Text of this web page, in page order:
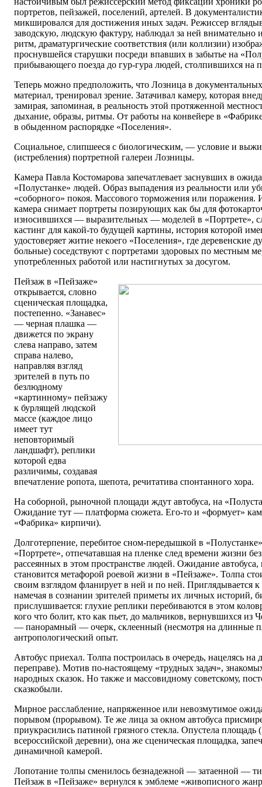
портретов, пейзажей, поселений, артелей. В
микшировался для достижения иных задач. Режиссер
заводскую, людскую фактуру, наблюдал за ней внимательно
ритм, драматургические соответствия (или коллизии)
проснувшейся старушки посреди впавших в забытье на
прибывающего поезда до гур-гура людей, столпившихся на
Теперь можно предположить, что Лозница в
материал, тренировал зрение. Затачивал камеру, которая
замирая, запоминая, в реальность этой протяженной
дыхание, образы, ритмы. От работы на конвейере в
в обыденном распорядке «Поселения».
Социальное, слипшееся с биологическим, — условие и
(истребления) портретной галереи Лозницы.
Камера Павла Костомарова запечатлевает заснувших в
«Полустанке» людей. Образ выпадения из реальности или
«соборного» покоя. Массового торможения или поражения.
камера снимает портреты позирующих как бы для
износившихся — выразительных — моделей в «Портрете»,
кастинг для какой-то будущей картины, история которой
удостоверяет житие некоего «Поселения», где деревенские
больные) соседствуют с портретами здоровых по местным
употребленных работой или настигнутых за досугом.
Пейзаж в «Пейзаже»
открывается, словно
сценическая площадка,
постепенно. «Занавес»
— черная плашка —
движется по экрану
слева направо, затем
справа налево,
направляя взгляд
зрителей в путь по
безлюдному
«картинному» пейзажу
к бурлящей людской
массе (каждое лицо
имеет тут
неповторимый
ландшафт), реплики
которой едва
различимы, создавая
впечатление ропота, шепота, речитатива спонтанного хора.
На соборной, рыночной площади ждут автобуса, на
Ожидание тут — платформа сюжета. Его-то и «формует»
«Фабрика» кирпичи).
Долготерпение, перебитое сном-передышкой в
«Портрете», отпечатавшая на пленке след времени жизни
рассеянных в этом пространстве людей. Ожидание автобуса,
становится метафорой роевой жизни в «Пейзаже». Толпа
своим взглядом фланирует в ней и по ней. Приглядывается
намечая в сознании зрителей приметы их личных историй,
прислушивается: глухие реплики перебиваются в этом
кого что болит, кто как пьет, до мальчиков, вернувшихся из
— панорамный — очерк, склеенный (несмотря на длинные
антропологический опыт.
Автобус приехал. Толпа построилась в очередь, нацелясь на
переправе). Мотив по-настоящему «трудных задач»,
народных сказок. Но также и массовидному советскому,
сказкобыли.
Мирное расслабление, напряженное или невозмутимое
порывом (прорывом). Те же лица за окном автобуса
приукрасились патиной грязного стекла. Опустела площадь
всероссийской деревни), она же сценическая площадка,
динамичной камерой.
Лопотание толпы сменилось безнадежной — затаенной —
Пейзаж в «Пейзаже» вернулся к эмблеме «живописного